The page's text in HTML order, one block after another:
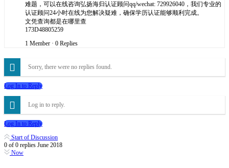
难题，可以在线咨询弘扬海归认证顾问qq/wechat: 729926040，我们专业的
认证顾问24小时在线为您解决疑难，确保学历认证能够顺利完成。
文凭查询都是在哪里查
173D48805259
1 Member · 0 Replies
Sorry, there were no replies found.
Log In to Reply
Log in to reply.
Log In to Reply
Start of Discussion
0 of 0 replies June 2018
Now